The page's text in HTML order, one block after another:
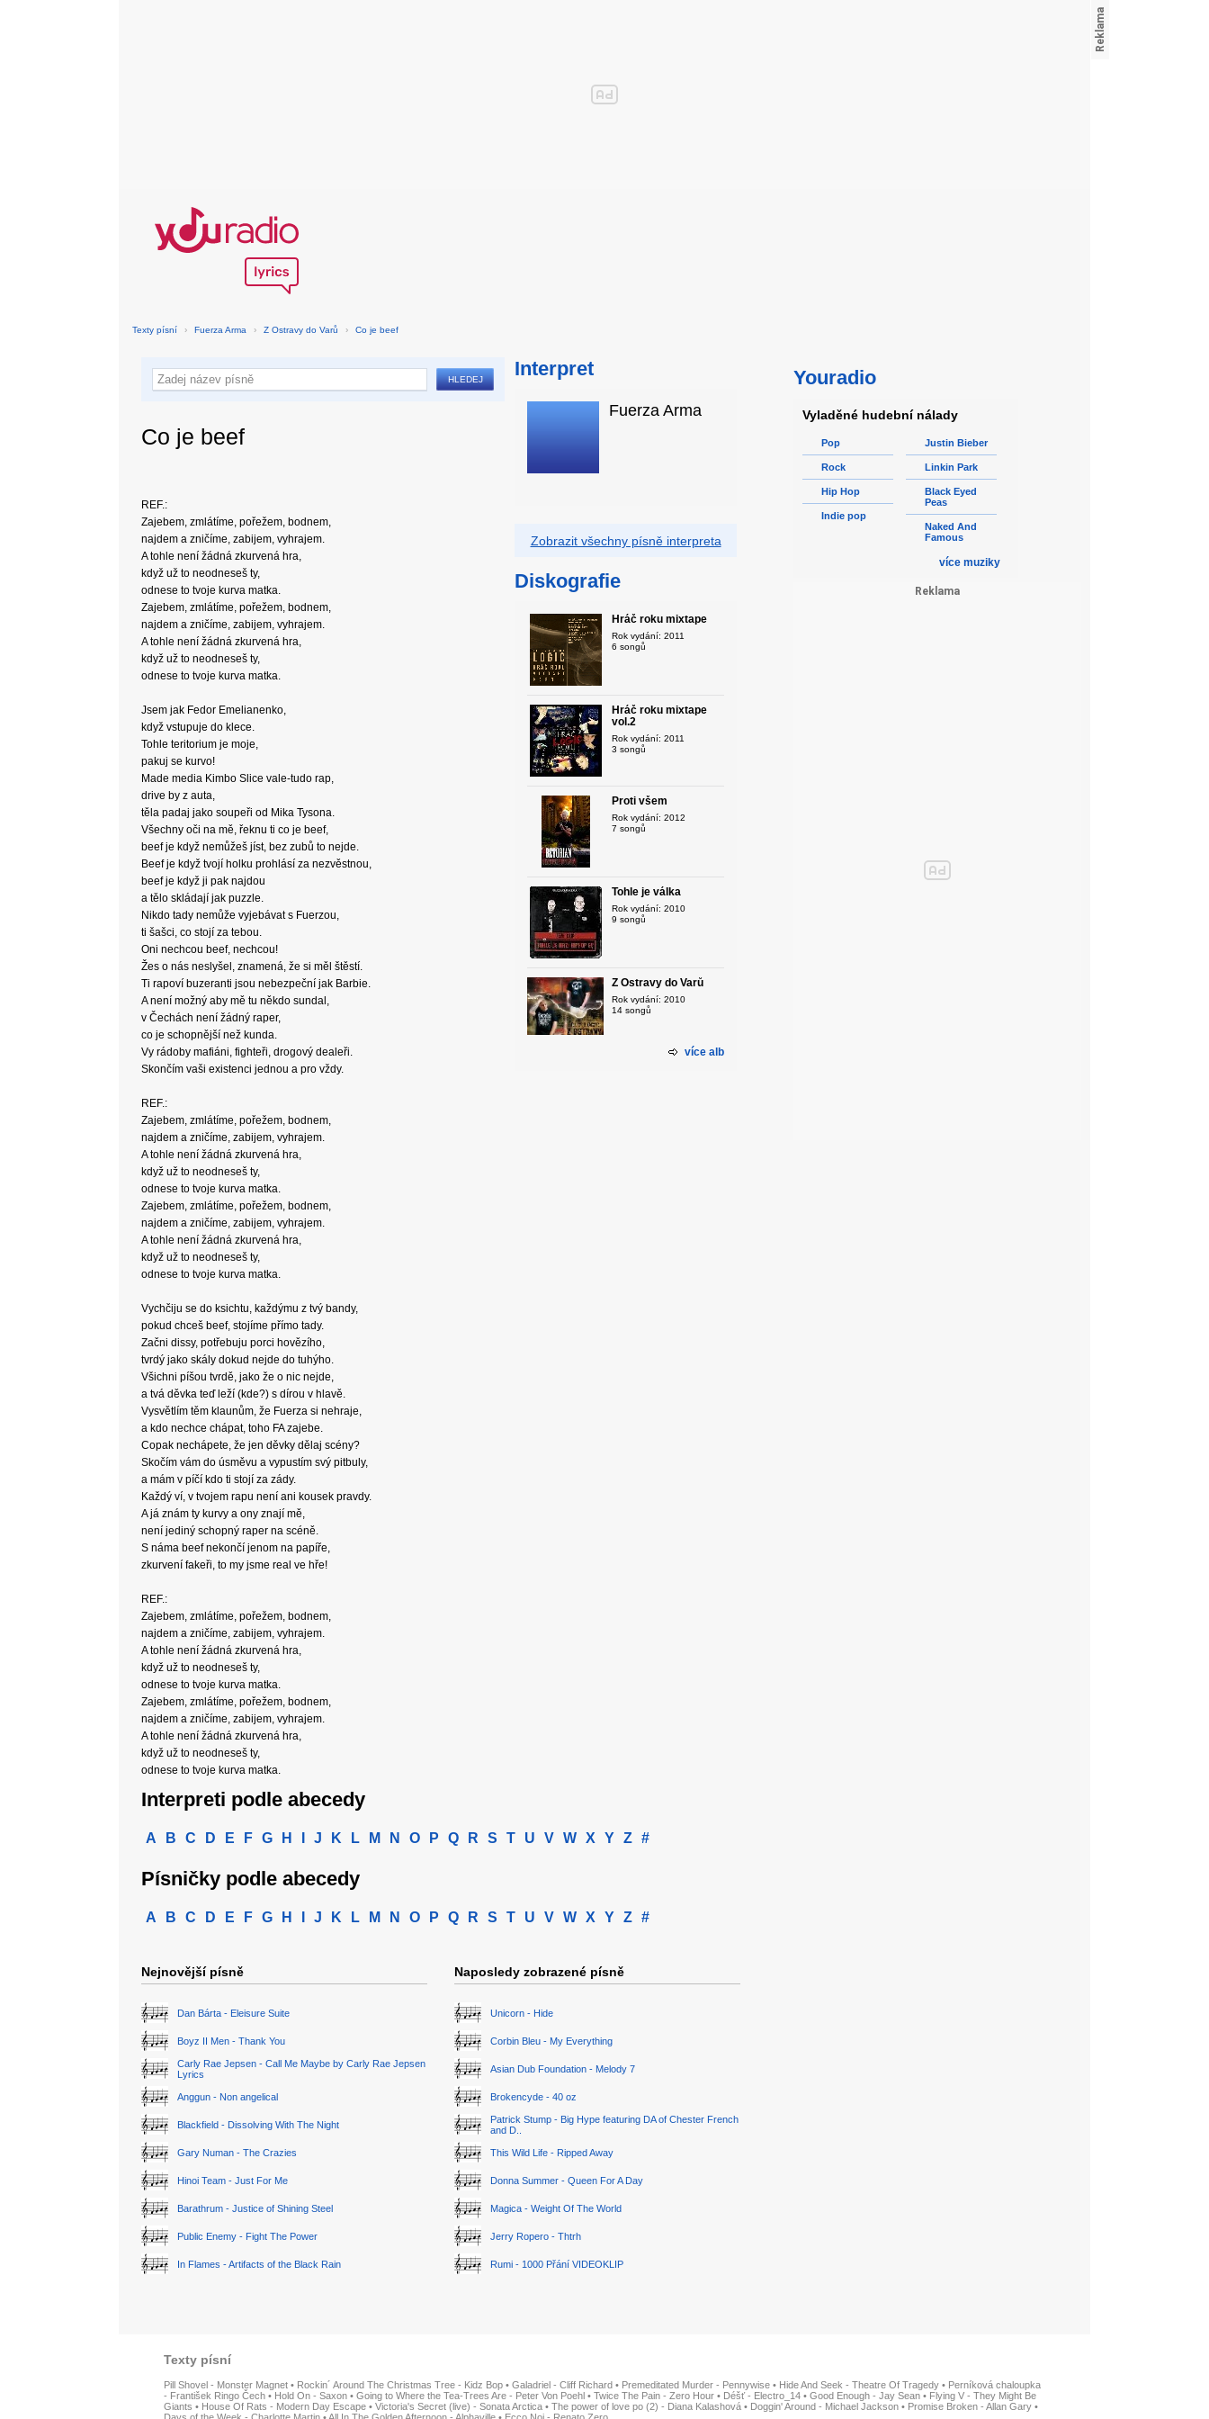
Texty písní › Fuerza Arma › Z Ostravy do Varů › Co je beef
Co je beef
REF.:
Zajebem, zmlátíme, pořežem, bodnem,
najdem a zničíme, zabijem, vyhrajem.
A tohle není žádná zkurvená hra,
když už to neodneseš ty,
odnese to tvoje kurva matka.
Zajebem, zmlátíme, pořežem, bodnem,
najdem a zničíme, zabijem, vyhrajem.
A tohle není žádná zkurvená hra,
když už to neodneseš ty,
odnese to tvoje kurva matka.
Jsem jak Fedor Emelianenko,
když vstupuje do klece.
Tohle teritorium je moje,
pakuj se kurvo!
Made media Kimbo Slice vale-tudo rap,
drive by z auta,
těla padaj jako soupeři od Mika Tysona.
Všechny oči na mě, řeknu ti co je beef,
beef je když nemůžeš jíst, bez zubů to nejde.
Beef je když tvojí holku prohlásí za nezvěstnou,
beef je když ji pak najdou
a tělo skládají jak puzzle.
Nikdo tady nemůže vyjebávat s Fuerzou,
ti šašci, co stojí za tebou.
Oni nechcou beef, nechcou!
Žes o nás neslyšel, znamená, že si měl štěstí.
Ti rapoví buzeranti jsou nebezpeční jak Barbie.
A není možný aby mě tu někdo sundal,
v Čechách není žádný raper,
co je schopnější než kunda.
Vy rádoby mafiáni, fighteři, drogový dealeři.
Skončím vaši existenci jednou a pro vždy.
REF.:
Zajebem, zmlátíme, pořežem, bodnem,
najdem a zničíme, zabijem, vyhrajem.
A tohle není žádná zkurvená hra,
když už to neodneseš ty,
odnese to tvoje kurva matka.
Zajebem, zmlátíme, pořežem, bodnem,
najdem a zničíme, zabijem, vyhrajem.
A tohle není žádná zkurvená hra,
když už to neodneseš ty,
odnese to tvoje kurva matka.
Vychčiju se do ksichtu, každýmu z tvý bandy,
pokud chceš beef, stojíme přímo tady.
Začni dissy, potřebuju porci hovězího,
tvrdý jako skály dokud nejde do tuhýho.
Všichni píšou tvrdě, jako že o nic nejde,
a tvá děvka teď leží (kde?) s dírou v hlavě.
Vysvětlím těm klaunům, že Fuerza si nehraje,
a kdo nechce chápat, toho FA zajebe.
Copak nechápete, že jen děvky dělaj scény?
Skočím vám do úsměvu a vypustím svý pitbuly,
a mám v píčí kdo ti stojí za zády.
Každý ví, v tvojem rapu není ani kousek pravdy.
A já znám ty kurvy a ony znají mě,
není jediný schopný raper na scéně.
S náma beef nekončí jenom na papíře,
zkurvení fakeři, to my jsme real ve hře!
REF.:
Zajebem, zmlátíme, pořežem, bodnem,
najdem a zničíme, zabijem, vyhrajem.
A tohle není žádná zkurvená hra,
když už to neodneseš ty,
odnese to tvoje kurva matka.
Zajebem, zmlátíme, pořežem, bodnem,
najdem a zničíme, zabijem, vyhrajem.
A tohle není žádná zkurvená hra,
když už to neodneseš ty,
odnese to tvoje kurva matka.
Interpret
Fuerza Arma
Zobrazit všechny písně interpreta
Diskografie
Hráč roku mixtape
Rok vydání: 2011
6 songů
Hráč roku mixtape
vol.2
Rok vydání: 2011
3 songů
Proti všem
Rok vydání: 2012
7 songů
Tohle je válka
Rok vydání: 2010
9 songů
Z Ostravy do Varů
Rok vydání: 2010
14 songů
více alb
Interpreti podle abecedy
A B C D E F G H J K L M N O P Q R S T U V W X Y Z #
Písničky podle abecedy
A B C D E F G H J K L M N O P Q R S T U V W X Y Z #
Nejnovější písně
Dan Bárta - Eleisure Suite
Boyz II Men - Thank You
Carly Rae Jepsen - Call Me Maybe by Carly Rae Jepsen
Lyrics
Anggun - Non angelical
Blackfield - Dissolving With The Night
Gary Numan - The Crazies
Hinoi Team - Just For Me
Barathrum - Justice of Shining Steel
Public Enemy - Fight The Power
In Flames - Artifacts of the Black Rain
Naposledy zobrazené písně
Unicorn - Hide
Corbin Bleu - My Everything
Asian Dub Foundation - Melody 7
Brokencyde - 40 oz
Patrick Stump - Big Hype featuring DA of Chester French
and D..
This Wild Life - Ripped Away
Donna Summer - Queen For A Day
Magica - Weight Of The World
Jerry Ropero - Thtrh
Rumi - 1000 Přání VIDEOKLIP
Youradio
Vyladěné hudební nálady
Pop
Rock
Hip Hop
Indie pop
Justin Bieber
Linkin Park
Black Eyed
Peas
Naked And
Famous
více muziky
Texty písní
Pill Shovel - Monster Magnet • Rockin´ Around The Christmas Tree - Kidz Bop • Galadriel - Cliff Richard • Premeditated Murder - Pennywise • Hide And Seek - Theatre Of Tragedy • Perníková chaloupka
- František Ringo Čech • Hold On - Saxon • Going to Where the Tea-Trees Are - Peter Von Poehl • Twice The Pain - Zero Hour • Déšť - Electro_14 • Good Enough - Jay Sean • Flying V - They Might Be
Giants • House Of Rats - Modern Day Escape • Victoria's Secret (live) - Sonata Arctica • The power of love po (2) - Diana Kalashová • Doggin' Around - Michael Jackson • Promise Broken - Allan Gary •